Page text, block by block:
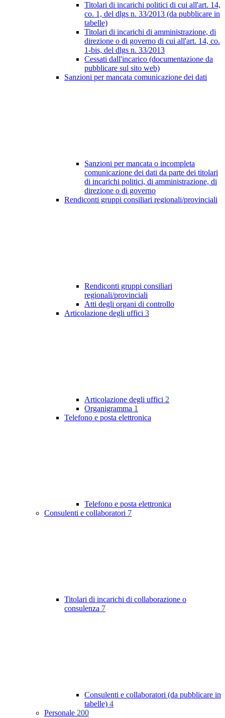
Titolari di incarichi politici di cui all'art. 14,
co. 1, del dlgs n. 33/2013 (da pubblicare in
tabelle)
Titolari di incarichi di amministrazione, di
direzione o di governo di cui all'art. 14, co.
1-bis, del dlgs n. 33/2013
Cessati dall'incarico (documentazione da
pubblicare sul sito web)
Sanzioni per mancata comunicazione dei dati
Sanzioni per mancata o incompleta
comunicazione dei dati da parte dei titolari
di incarichi politici, di amministrazione, di
direzione o di governo
Rendiconti gruppi consiliari regionali/provinciali
Rendiconti gruppi consiliari
regionali/provinciali
Atti degli organi di controllo
Articolazione degli uffici 3
Articolazione degli uffici 2
Organigramma 1
Telefono e posta elettronica
Telefono e posta elettronica
Consulenti e collaboratori 7
Titolari di incarichi di collaborazione o
consulenza 7
Consulenti e collaboratori (da pubblicare in
tabelle) 4
Personale 200